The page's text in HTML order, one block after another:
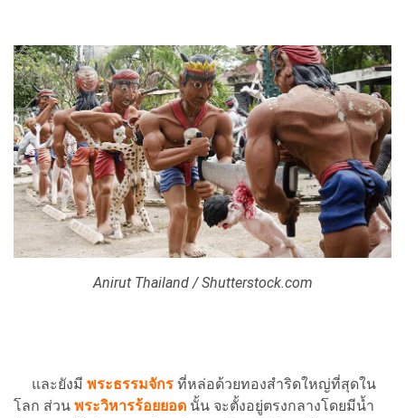
Anirut Thailand / Shutterstock.com
และยังมี พระธรรมจักร ที่หล่อด้วยทองสำริดใหญ่ที่สุดใน
โลก ส่วน พระวิหารร้อยยอด นั้น จะตั้งอยู่ตรงกลางโดยมีน้ำ